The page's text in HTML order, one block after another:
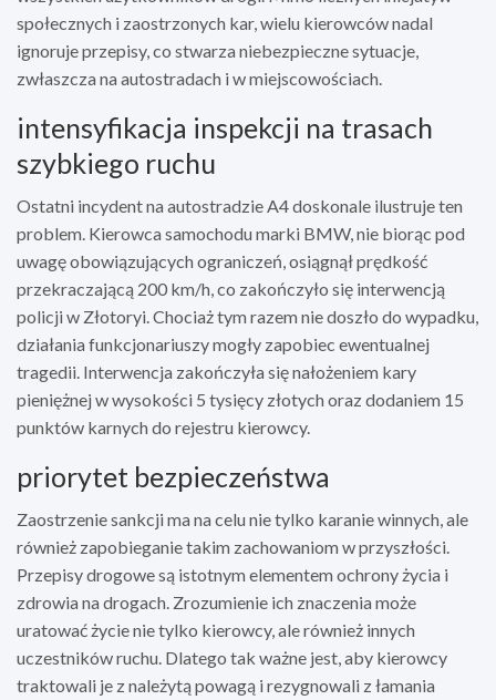
społecznych i zaostrzonych kar, wielu kierowców nadal
ignoruje przepisy, co stwarza niebezpieczne sytuacje,
zwłaszcza na autostradach i w miejscowościach.
intensyfikacja inspekcji na trasach
szybkiego ruchu
Ostatni incydent na autostradzie A4 doskonale ilustruje ten
problem. Kierowca samochodu marki BMW, nie biorąc pod
uwagę obowiązujących ograniczeń, osiągnął prędkość
przekraczającą 200 km/h, co zakończyło się interwencją
policji w Złotoryi. Chociaż tym razem nie doszło do wypadku,
działania funkcjonariuszy mogły zapobiec ewentualnej
tragedii. Interwencja zakończyła się nałożeniem kary
pieniężnej w wysokości 5 tysięcy złotych oraz dodaniem 15
punktów karnych do rejestru kierowcy.
priorytet bezpieczeństwa
Zaostrzenie sankcji ma na celu nie tylko karanie winnych, ale
również zapobieganie takim zachowaniom w przyszłości.
Przepisy drogowe są istotnym elementem ochrony życia i
zdrowia na drogach. Zrozumienie ich znaczenia może
uratować życie nie tylko kierowcy, ale również innych
uczestników ruchu. Dlatego tak ważne jest, aby kierowcy
traktowali je z należytą powagą i rezygnowali z łamania